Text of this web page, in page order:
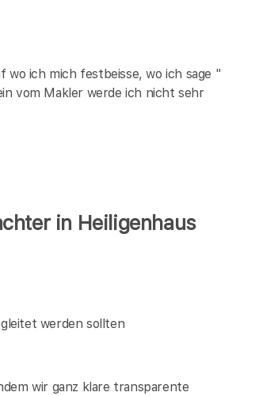
wo ich mich festbeisse, wo ich sage "
vom Makler werde ich nicht sehr
in Heiligenhaus
werden sollten
wir ganz klare transparente